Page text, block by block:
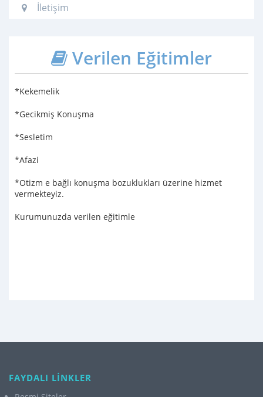
İletişim
Verilen Eğitimler
*Kekemelik
*Gecikmiş Konuşma
*Sesletim
*Afazi
*Otizm e bağlı konuşma bozuklukları üzerine hizmet
vermekteyiz.
Kurumunuzda verilen eğitimle
FAYDALI LİNKLER